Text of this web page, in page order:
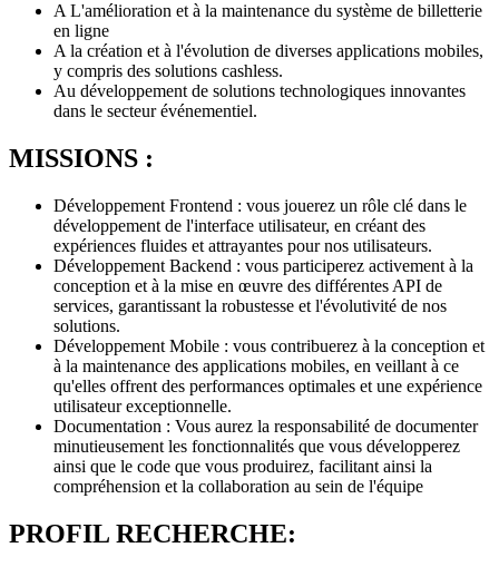
A L'amélioration et à la maintenance du système de billetterie
en ligne
A la création et à l'évolution de diverses applications mobiles,
y compris des solutions cashless.
Au développement de solutions technologiques innovantes
dans le secteur événementiel.
MISSIONS :
Développement Frontend : vous jouerez un rôle clé dans le
développement de l'interface utilisateur, en créant des
expériences fluides et attrayantes pour nos utilisateurs.
Développement Backend : vous participerez activement à la
conception et à la mise en œuvre des différentes API de
services, garantissant la robustesse et l'évolutivité de nos
solutions.
Développement Mobile : vous contribuerez à la conception et
à la maintenance des applications mobiles, en veillant à ce
qu'elles offrent des performances optimales et une expérience
utilisateur exceptionnelle.
Documentation : Vous aurez la responsabilité de documenter
minutieusement les fonctionnalités que vous développerez
ainsi que le code que vous produirez, facilitant ainsi la
compréhension et la collaboration au sein de l'équipe
PROFIL RECHERCHE: